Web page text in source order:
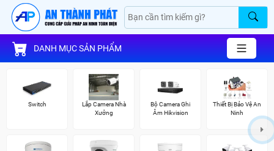
DANH MỤC SẢN PHẨM
Switch
Lắp Camera Nhà
Xưởng
Bộ Camera Ghi
Âm Hikvision
Thiết Bị Bảo Vệ An
Ninh